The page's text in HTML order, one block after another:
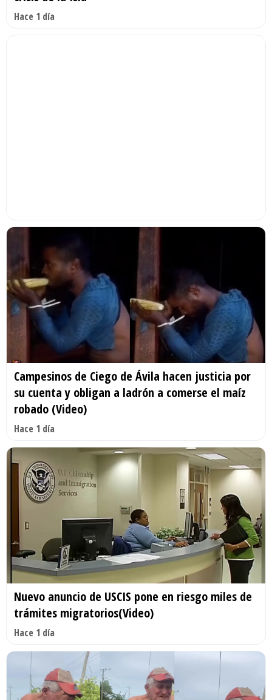
Hace 1 día
Campesinos de Ciego de Ávila hacen justicia por
su cuenta y obligan a ladrón a comerse el maíz
robado (Video)
Hace 1 día
Nuevo anuncio de USCIS pone en riesgo miles de
trámites migratorios(Video)
Hace 1 día